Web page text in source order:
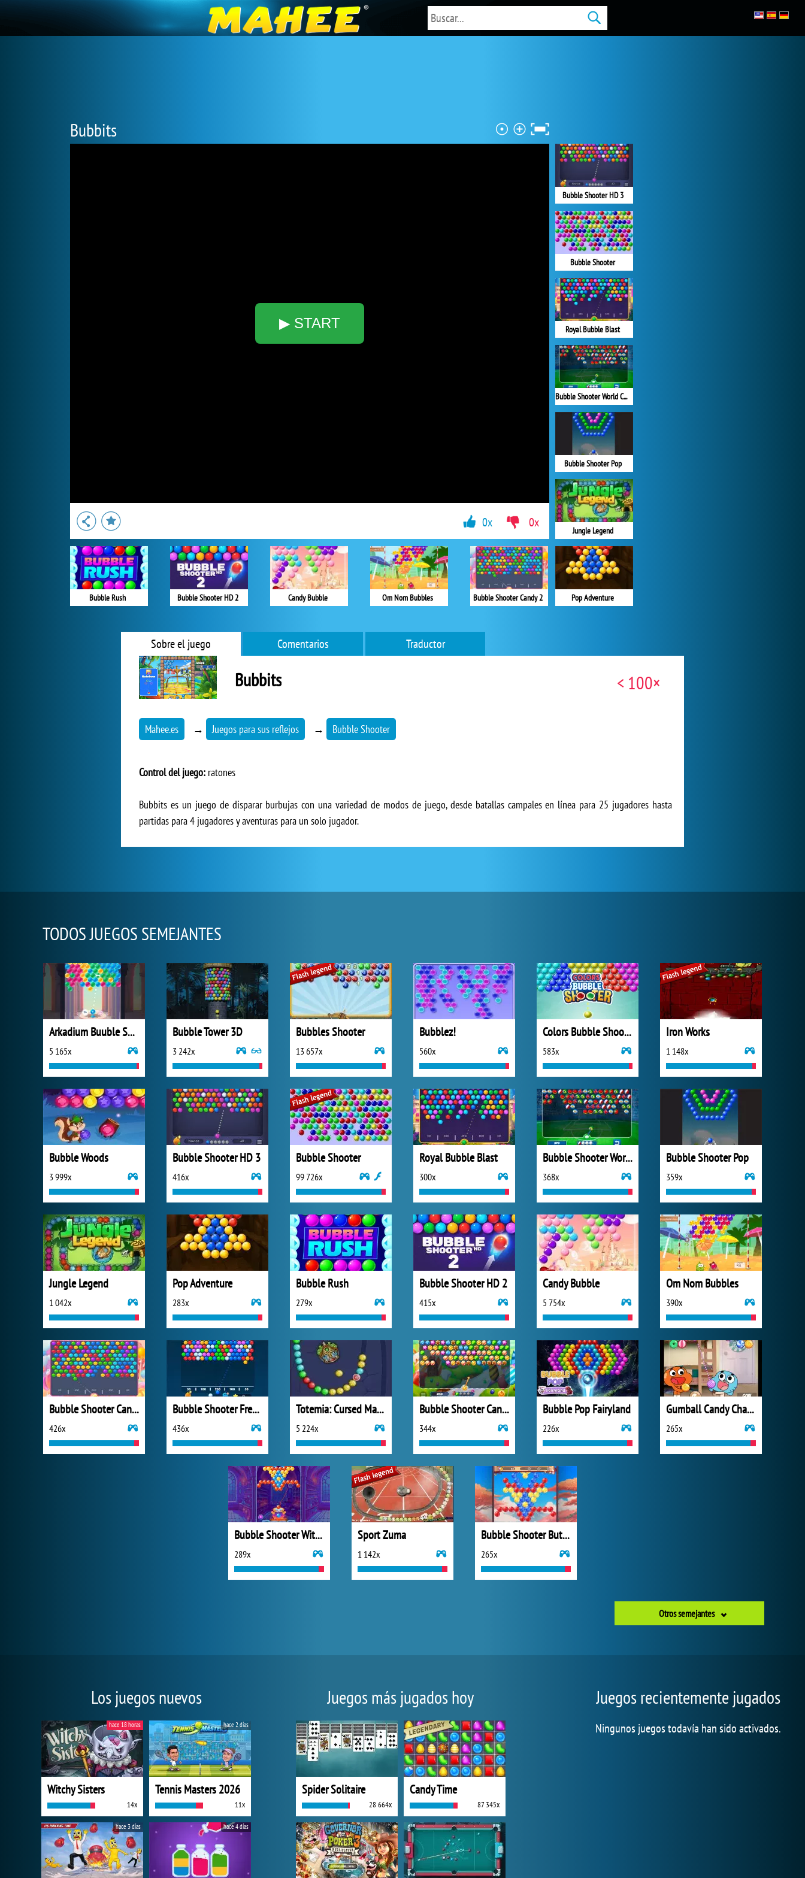
Bubbits
▶ START
Bubble Shooter HD 3
Bubble Shooter
Royal Bubble Blast
Bubble Shooter World Cup
Bubble Shooter Pop
Jungle Legend
Pop Adventure
Bubble Rush Bubble Shooter HD 2 Candy Bubble Om Nom Bubbles Bubble Shooter Candy 2
0x 0x
Sobre el juego Comentarios Traductor
Bubbits < 100×
Mahee.es → Juegos para sus reflejos → Bubble Shooter
Control del juego: ratones
Bubbits es un juego de disparar burbujas con una variedad de modos de juego, desde batallas campales en línea para 25 jugadores hasta
partidas para 4 jugadores y aventuras para un solo jugador.
TODOS JUEGOS SEMEJANTES
Arkadium Buuble Shooter
5 165x
Bubble Tower 3D
3 242x
Bubbles Shooter
13 657x
Bubblez!
560x
Colors Bubble Shooter
583x
Iron Works
1 148x
Bubble Woods
3 999x
Bubble Shooter HD 3
416x
Bubble Shooter
99 726x
Royal Bubble Blast
300x
Bubble Shooter World Cup
368x
Bubble Shooter Pop
359x
Jungle Legend
1 042x
Pop Adventure
283x
Bubble Rush
279x
Bubble Shooter HD 2
415x
Candy Bubble
5 754x
Om Nom Bubbles
390x
Bubble Shooter Candy 2
426x
Bubble Shooter Free 3
436x
Totemia: Cursed Marbles
5 224x
Bubble Shooter Candy
344x
Bubble Pop Fairyland
226x
Gumball Candy Chaos
265x
Bubble Shooter Witch Tower
289x
Sport Zuma
1 142x
Bubble Shooter Butterfly
265x
Otros semejantes
Los juegos nuevos
Witchy Sisters
14x
hace 18 horas
Tennis Masters 2026
11x
hace 2 días
hace 3 días hace 4 días
Juegos más jugados hoy
Spider Solitaire
28 664x
Candy Time
87 345x
Juegos recientemente jugados
Ningunos juegos todavía han sido activados.